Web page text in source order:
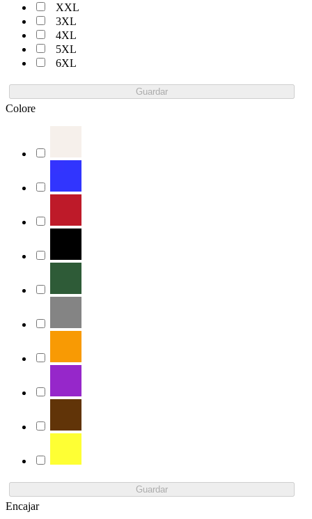
XXL
3XL
4XL
5XL
6XL
Guardar
Colore
Guardar
Encajar